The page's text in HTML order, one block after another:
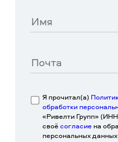
Я прочитал(а)
обработки
«Ривелти Групп»
своёсогласие на
персональных данных